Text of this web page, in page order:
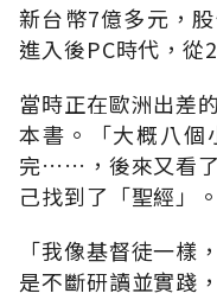
新台幣7億多元，
進入後PC時代，從
當時正在歐洲出差
本書。「大概八個
完……，後來又看
己找到了「聖經」。
「我像基督徒一樣
是不斷研讀並實踐